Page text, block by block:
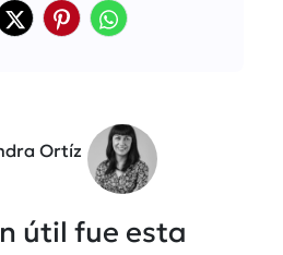
Ortíz
útil fue esta